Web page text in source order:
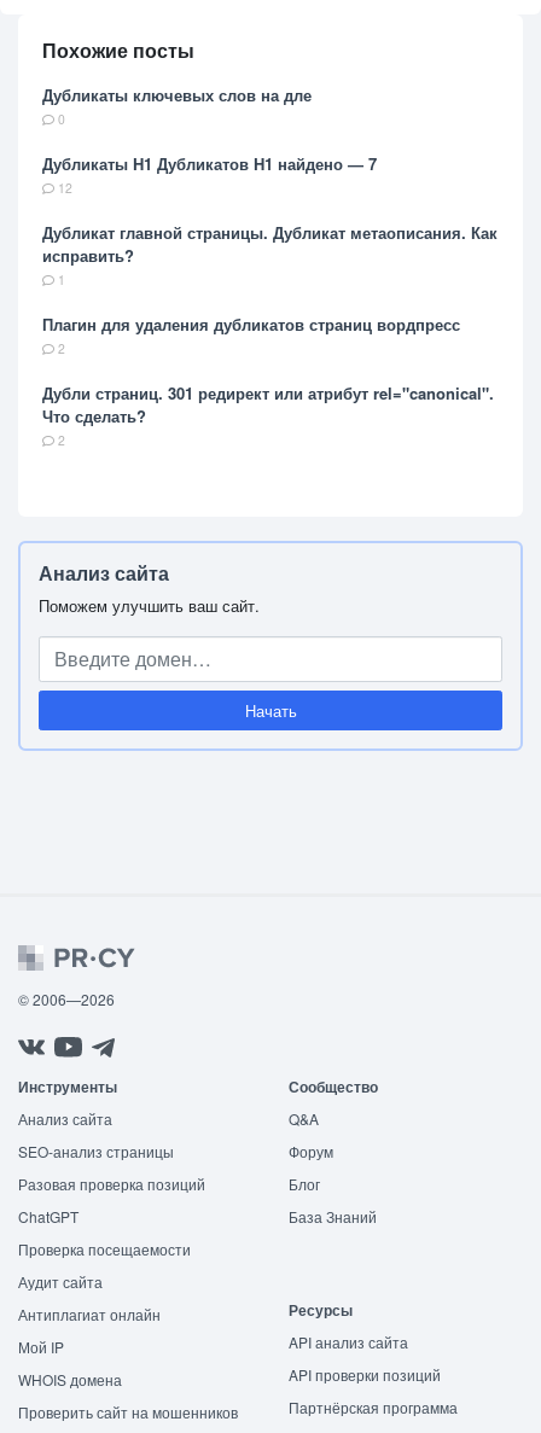
Похожие посты
Дубликаты ключевых слов на дле
0
Дубликаты H1 Дубликатов H1 найдено — 7
12
Дубликат главной страницы. Дубликат метаописания. Как
исправить?
1
Плагин для удаления дубликатов страниц вордпресс
2
Дубли страниц. 301 редирект или атрибут rel="canonical".
Что сделать?
2
Анализ сайта
Поможем улучшить ваш сайт.
Начать
© 2006—2026
Инструменты
Анализ сайта
SEO-анализ страницы
Разовая проверка позиций
ChatGPT
Проверка посещаемости
Аудит сайта
Антиплагиат онлайн
Мой IP
WHOIS домена
Проверить сайт на мошенников
Сообщество
Q&A
Форум
Блог
База Знаний
Ресурсы
API анализ сайта
API проверки позиций
Партнёрская программа